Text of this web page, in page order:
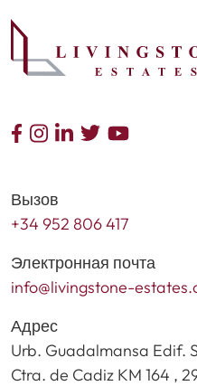
Вызов
+34 952 806 417
Электронная почта
info@livingstone-
Адрес
Urb. Guadalmansa Edif.
Ctra. de Cadiz KM 164 ,